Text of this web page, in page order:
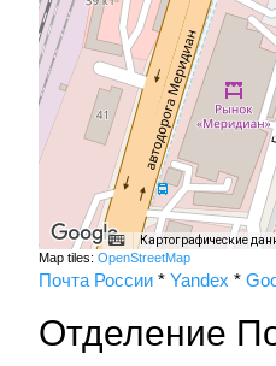
Картографические
Map tiles: OpenStreetMap
Почта России * Yandex *
Отделение